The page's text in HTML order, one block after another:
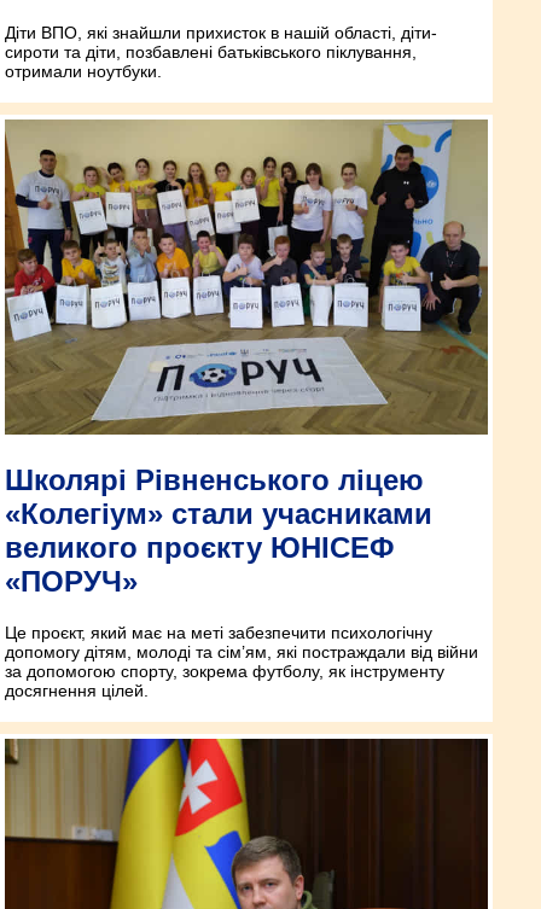
Діти ВПО, які знайшли прихисток в нашій області, діти-
сироти та діти, позбавлені батьківського піклування,
отримали ноутбуки.
Школярі Рівненського ліцею
«Колегіум» стали учасниками
великого проєкту ЮНІСЕФ
«ПОРУЧ»
Це проєкт, який має на меті забезпечити психологічну
допомогу дітям, молоді та сім’ям, які постраждали від війни
за допомогою спорту, зокрема футболу, як інструменту
досягнення цілей.